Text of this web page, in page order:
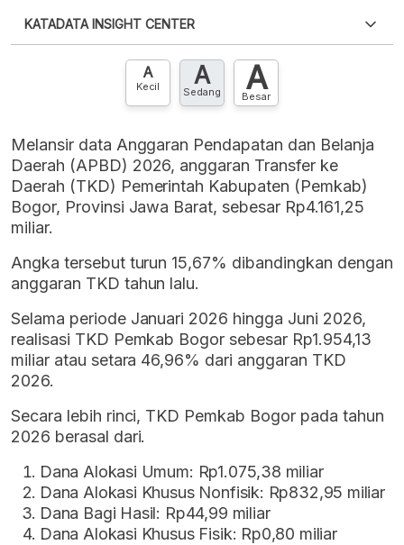
XLS
punya akun?Silakan Daftar sekarang
KATADATA INSIGHT CENTER
Hubungi sekarang »
A
Kecil A
Sedang A
Besar
Melansir data Anggaran Pendapatan dan Belanja
Daerah (APBD) 2026, anggaran Transfer ke
Daerah (TKD) Pemerintah Kabupaten (Pemkab)
Bogor, Provinsi Jawa Barat, sebesar Rp4.161,25
miliar.
Angka tersebut turun 15,67% dibandingkan dengan
anggaran TKD tahun lalu.
Selama periode Januari 2026 hingga Juni 2026,
realisasi TKD Pemkab Bogor sebesar Rp1.954,13
miliar atau setara 46,96% dari anggaran TKD
2026.
Secara lebih rinci, TKD Pemkab Bogor pada tahun
2026 berasal dari.
Dana Alokasi Umum: Rp1.075,38 miliar
Dana Alokasi Khusus Nonfisik: Rp832,95 miliar
Dana Bagi Hasil: Rp44,99 miliar
Dana Alokasi Khusus Fisik: Rp0,80 miliar